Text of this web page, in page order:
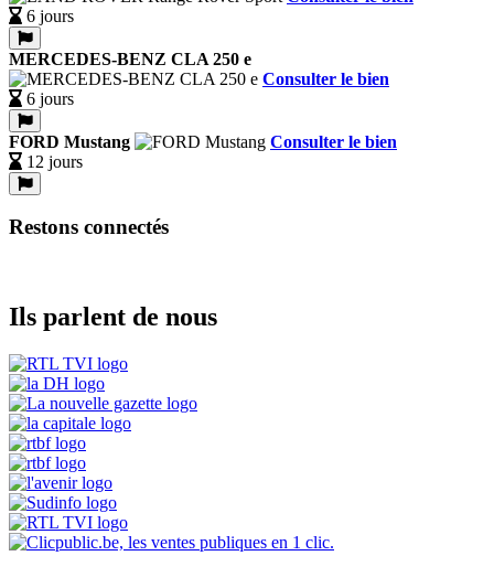
6 jours
MERCEDES-BENZ CLA 250 e
Consulter le bien
6 jours
FORD Mustang
Consulter le bien
12 jours
Restons connectés
Ils parlent de nous